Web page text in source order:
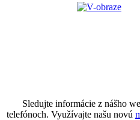
Sledujte informácie z nášho
telefónoch. Využívajte našu novú